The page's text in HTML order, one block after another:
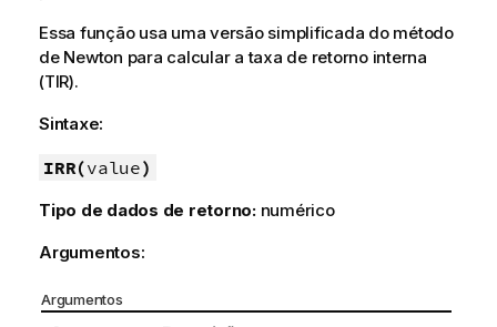
Essa função usa uma versão simplificada do método
de Newton para calcular a taxa de retorno interna
(TIR).
Sintaxe:
IRR(value)
Tipo de dados de retorno: numérico
Argumentos:
Argumentos